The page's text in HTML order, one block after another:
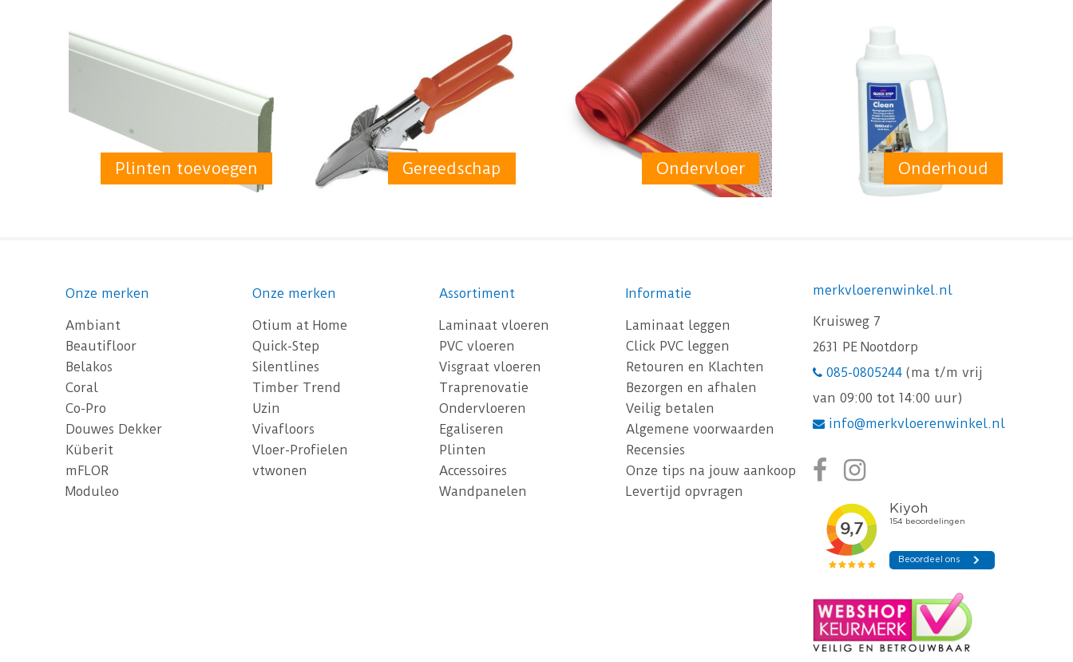
Plinten toevoegen Gereedschap Ondervloer Onderhoud
Onze merken
Ambiant
Beautifloor
Belakos
Coral
Co-Pro
Douwes Dekker
Küberit
mFLOR
Moduleo
Onze merken
Otium at Home
Quick-Step
Silentlines
Timber Trend
Uzin
Vivafloors
Vloer-Profielen
vtwonen
Assortiment
Laminaat vloeren
PVC vloeren
Visgraat vloeren
Traprenovatie
Ondervloeren
Egaliseren
Plinten
Accessoires
Wandpanelen
Informatie
Laminaat leggen
Click PVC leggen
Retouren en Klachten
Bezorgen en afhalen
Veilig betalen
Algemene voorwaarden
Recensies
Onze tips na jouw aankoop
Levertijd opvragen
merkvloerenwinkel.nl
Kruisweg 7
2631 PE Nootdorp
085-0805244 (ma t/m vrij
van 09:00 tot 14:00 uur)
info@merkvloerenwinkel.nl